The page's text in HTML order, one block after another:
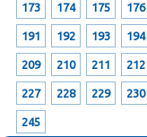
173 174 175 176
191 192 193 194
209 210 211 212
227 228 229 230
245